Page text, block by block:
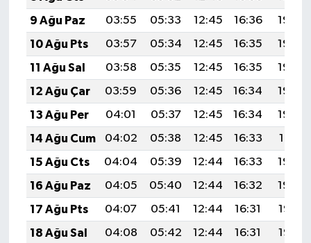
9 Ağu Paz
03:55 05:33 12:45 16:36
19:48
10 Ağu Pts
03:57 05:34 12:45 16:35
19:46
11 Ağu Sal
03:58 05:35 12:45 16:35
19:45
12 Ağu Çar
03:59 05:36 12:45 16:34
19:44
13 Ağu Per
04:01 05:37 12:45 16:34
19:43
14 Ağu Cum
04:02 05:38 12:45 16:33
19:41
15 Ağu Cts
04:04 05:39 12:44 16:33
19:40
16 Ağu Paz
04:05 05:40 12:44 16:32
19:39
17 Ağu Pts
04:07 05:41 12:44 16:31
19:37
18 Ağu Sal
04:08 05:42 12:44 16:31
19:36